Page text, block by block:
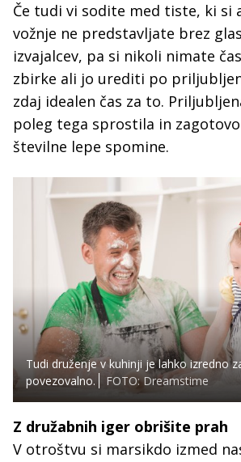
Če tudi vi sodite med tiste, ki si
vožnje ne predstavljate brez
izvajalcev, pa si nikoli nimate
zbirke ali jo urediti po
zdaj idealen čas za to.
poleg tega sprostila in
številne lepe spomine.
Tudi druženje v kuhinji je lahko izredno
povezovalno.
FOTO: Dreamstime
Z družabnih iger obrišite prah
V otroštvu si marsikdo izmed